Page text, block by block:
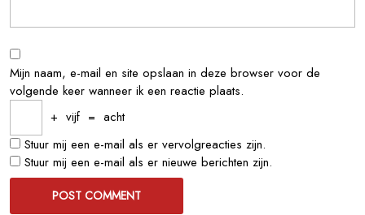
Mijn naam, e-mail en site opslaan in deze browser voor de
volgende keer wanneer ik een reactie plaats.
+ vijf = acht
Stuur mij een e-mail als er vervolgreacties zijn.
Stuur mij een e-mail als er nieuwe berichten zijn.